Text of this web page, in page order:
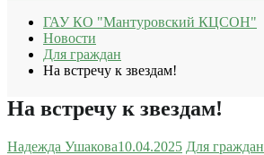
ГАУ КО "Мантуровский КЦСОН"
Новости
Для граждан
На встречу к звездам!
На встречу к звездам!
Надежда Ушакова10.04.2025 Для граждан